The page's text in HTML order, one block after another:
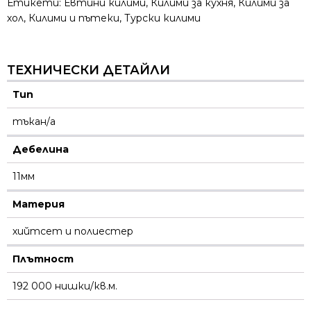
Етикети: Евтини килими, Килими за кухня, Килими за
хол, Килими и пътеки, Турски килими
ТЕХНИЧЕСКИ ДЕТАЙЛИ
Тип
тъкан/а
Дебелина
11мм
Материя
хийтсет и полиестeр
Плътност
192 000 нишки/кв.м.